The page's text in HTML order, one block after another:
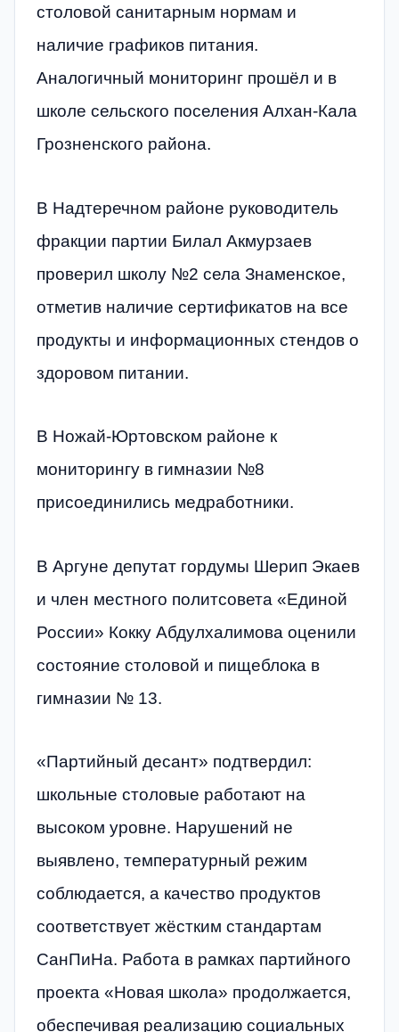
столовой санитарным нормам и
наличие графиков питания.
Аналогичный мониторинг прошёл и в
школе сельского поселения Алхан-Кала
Грозненского района.
В Надтеречном районе руководитель
фракции партии Билал Акмурзаев
проверил школу №2 села Знаменское,
отметив наличие сертификатов на все
продукты и информационных стендов о
здоровом питании.
В Ножай-Юртовском районе к
мониторингу в гимназии №8
присоединились медработники.
В Аргуне депутат гордумы Шерип Экаев
и член местного политсовета «Единой
России» Кокку Абдулхалимова оценили
состояние столовой и пищеблока в
гимназии № 13.
«Партийный десант» подтвердил:
школьные столовые работают на
высоком уровне. Нарушений не
выявлено, температурный режим
соблюдается, а качество продуктов
соответствует жёстким стандартам
СанПиНа. Работа в рамках партийного
проекта «Новая школа» продолжается,
обеспечивая реализацию социальных